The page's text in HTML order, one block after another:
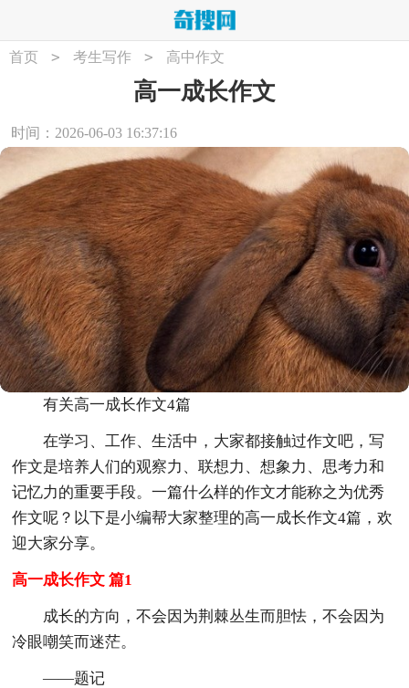
首页 > 考生写作 > 高中作文
高一成长作文
时间：2026-06-03 16:37:16
有关高一成长作文4篇
在学习、工作、生活中，大家都接触过作文吧，写
作文是培养人们的观察力、联想力、想象力、思考力和
记忆力的重要手段。一篇什么样的作文才能称之为优秀
作文呢？以下是小编帮大家整理的高一成长作文4篇，欢
迎大家分享。
高一成长作文 篇1
成长的方向，不会因为荆棘丛生而胆怯，不会因为
冷眼嘲笑而迷茫。
——题记